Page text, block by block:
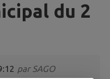
du 2
parSAGO